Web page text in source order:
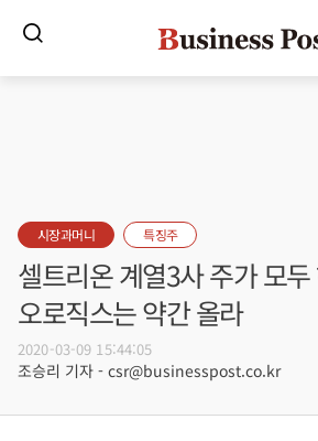
시장과머니 특징주
셀트리온 계열3사 주가 모
오로직스는 약간 올라
2020-03-09 15:44:05
조승리 기자 - csr@businesspost.co.kr